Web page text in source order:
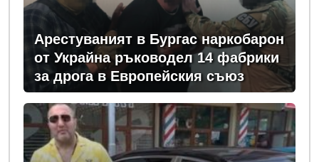
Арестуваният в Бургас наркобарон
от Украйна ръководел 14 фабрики
за дрога в Европейския съюз